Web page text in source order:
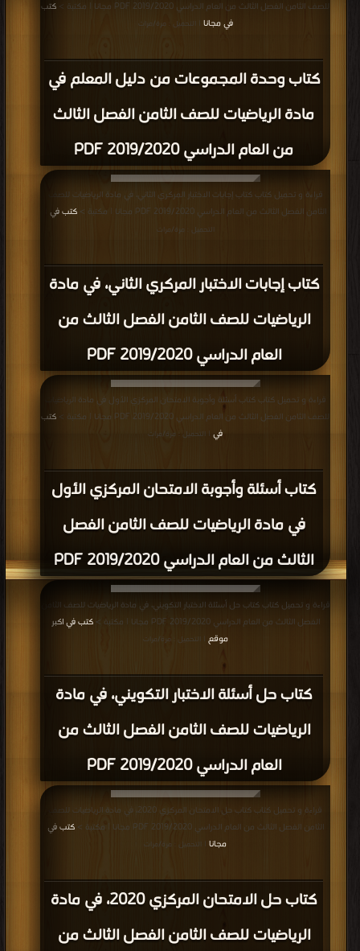
كتاب وحدة المجموعات من دليل المعلم في
مادة الرياضيات للصف الثامن الفصل الثالث
من العام الدراسي 2019/2020 PDF
للصف الثامن الفصل الثالث من العام الدراسي 2019/2020 PDF مجانا | مكتبة >
كتب
في مجانا | التحميل : مرة/مرات
كتاب إجابات الاختبار المركري الثاني، في مادة
الرياضيات للصف الثامن الفصل الثالث من
العام الدراسي 2019/2020 PDF
قراءة و تحميل كتاب كتاب إجابات الاختبار المركري الثاني، في مادة الرياضيات للصف
الثامن الفصل الثالث من العام الدراسي 2019/2020 PDF مجانا | مكتبة >
كتب في
التحميل : مرة/مرات
كتاب أسئلة وأجوبة الامتحان المركزي الأول
في مادة الرياضيات للصف الثامن الفصل
الثالث من العام الدراسي 2019/2020 PDF
قراءة و تحميل كتاب كتاب أسئلة وأجوبة الامتحان المركزي الأول في مادة الرياضيات
للصف الثامن الفصل الثالث من العام الدراسي 2019/2020 PDF مجانا | مكتبة >
كتب
في
| التحميل : مرة/مرات
كتاب حل أسئلة الاختبار التكويني، في مادة
الرياضيات للصف الثامن الفصل الثالث من
العام الدراسي 2019/2020 PDF
قراءة و تحميل كتاب كتاب حل أسئلة الاختبار التكويني، في مادة الرياضيات للصف الثامن
الفصل الثالث من العام الدراسي 2019/2020 PDF مجانا | مكتبة >
كتب في اكبر
موقع
| التحميل : مرة/مرات
كتاب حل الامتحان المركزي 2020، في مادة
الرياضيات للصف الثامن الفصل الثالث من
قراءة و تحميل كتاب كتاب حل الامتحان المركزي 2020، في مادة الرياضيات للصف
الثامن الفصل الثالث من العام الدراسي 2019/2020 PDF مجانا | مكتبة >
كتب في
مجانا | التحميل : مرة/مرات